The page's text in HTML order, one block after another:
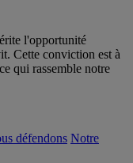
l'opportunité
Cette conviction est à
qui rassemble notre
défendons Notre